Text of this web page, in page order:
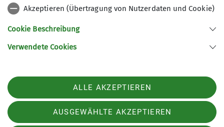
Tourenleiterein: Meier Brigitte
Teilnehmer: 5
Sektion
Bundesverband
Akzeptieren (Übertragung von Nutzerdaten und Cookie)
Cookie Beschreibung
Verwendete Cookies
ALLE AKZEPTIEREN
AUSGEWÄHLTE AKZEPTIEREN